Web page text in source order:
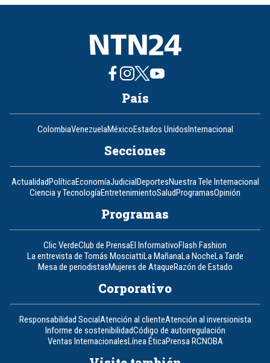
8
País
ColombiaVenezuelaMéxicoEstados UnidosInternacional
Secciones
ActualidadPolíticaEconomíaJudicialDeportesNuestra Tele Internacional
Ciencia y TecnologíaEntretenimientoSaludProgramasOpinión
Programas
Clic VerdeClub de PrensaEl InformativoFlash Fashion
La entrevista de Tomás MosciattiLa MañanaLa NocheLa Tarde
Mesa de periodistasMujeres de AtaqueRazón de Estado
Corporativo
Responsabilidad SocialAtención al clienteAtención al inversionista
Informe de sostenibilidadCódigo de autorregulación
Ventas InternacionalesLínea ÉticaPrensa RCNOBA